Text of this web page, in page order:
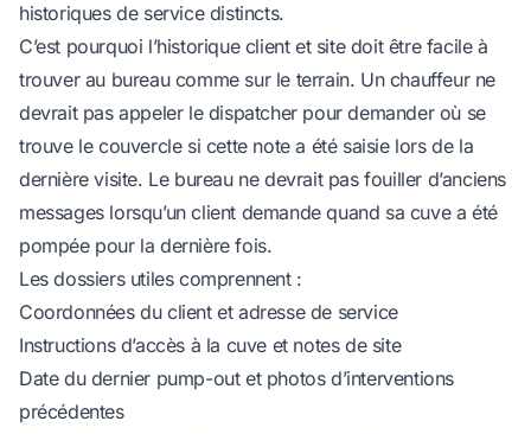
historiques de service distincts.
C’est pourquoi l’historique client et site doit être facile à
trouver au bureau comme sur le terrain. Un chauffeur ne
devrait pas appeler le dispatcher pour demander où se
trouve le couvercle si cette note a été saisie lors de la
dernière visite. Le bureau ne devrait pas fouiller d’anciens
messages lorsqu’un client demande quand sa cuve a été
pompée pour la dernière fois.
Les dossiers utiles comprennent :
Coordonnées du client et adresse de service
Instructions d’accès à la cuve et notes de site
Date du dernier pump-out et photos d’interventions
précédentes